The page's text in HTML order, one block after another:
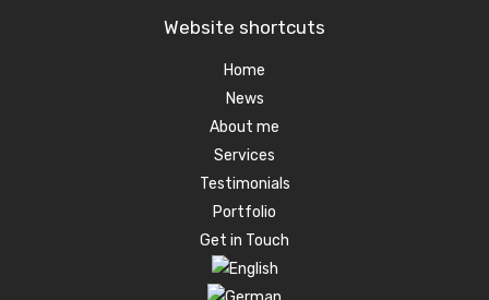
Website shortcuts
Home
News
About me
Services
Testimonials
Portfolio
Get in Touch